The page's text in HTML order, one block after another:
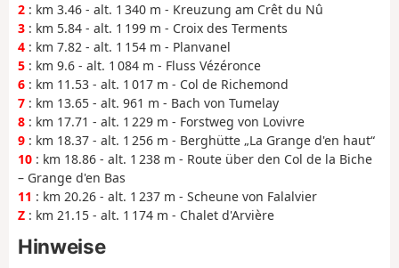
2 : km 3.46 - alt. 1 340 m - Kreuzung am Crêt du Nû
3 : km 5.84 - alt. 1 199 m - Croix des Terments
4 : km 7.82 - alt. 1 154 m - Planvanel
5 : km 9.6 - alt. 1 084 m - Fluss Vézéronce
6 : km 11.53 - alt. 1 017 m - Col de Richemond
7 : km 13.65 - alt. 961 m - Bach von Tumelay
8 : km 17.71 - alt. 1 229 m - Forstweg von Lovivre
9 : km 18.37 - alt. 1 256 m - Berghütte „La Grange d'en haut“
10 : km 18.86 - alt. 1 238 m - Route über den Col de la Biche
– Grange d'en Bas
11 : km 20.26 - alt. 1 237 m - Scheune von Falalvier
Z : km 21.15 - alt. 1 174 m - Chalet d'Arvière
Hinweise